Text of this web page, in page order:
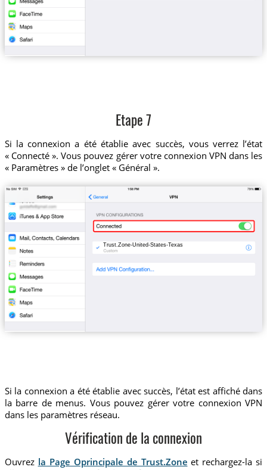
Etape 7
Si la connexion a été établie avec succès, vous verrez l’état
« Connecté ». Vous pouvez gérer votre connexion VPN dans les
« Paramètres » de l’onglet « Général ».
Trust.Zone-United-States-Texas
Si la connexion a été établie avec succès, l’état est affiché dans
la barre de menus. Vous pouvez gérer votre connexion VPN
dans les paramètres réseau.
Vérification de la connexion
Ouvrez la Page Oprincipale de Trust.Zone et rechargez-la si